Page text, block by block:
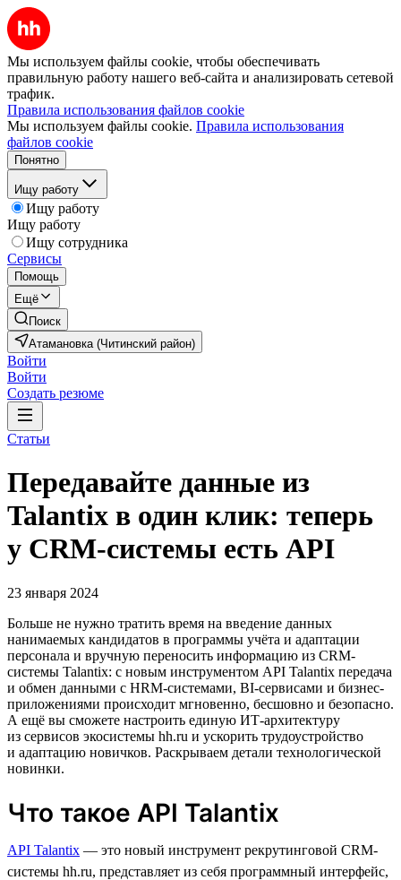
Мы используем файлы cookie, чтобы обеспечивать
правильную работу нашего веб-сайта и анализировать сетевой
трафик.
Правила использования файлов cookie
Мы используем файлы cookie. Правила использования
файлов cookie
Понятно
Ищу работу
Ищу работу
Ищу работу
Ищу сотрудника
Сервисы
Помощь
Ещё
Поиск
Атамановка (Читинский район)
Войти
Войти
Создать резюме
Статьи
Передавайте данные из
Talantix в один клик: теперь
у CRM-системы есть API
23 января 2024
Больше не нужно тратить время на введение данных
нанимаемых кандидатов в программы учёта и адаптации
персонала и вручную переносить информацию из CRM-
системы Talantix: с новым инструментом API Talantix передача
и обмен данными с HRM-системами, BI-сервисами и бизнес-
приложениями происходит мгновенно, бесшовно и безопасно.
А ещё вы сможете настроить единую ИТ-архитектуру
из сервисов экосистемы hh.ru и ускорить трудоустройство
и адаптацию новичков. Раскрываем детали технологической
новинки.
Что такое API Talantix
API Talantix — это новый инструмент рекрутинговой СRM-
системы hh.ru, представляет из себя программный интерфейс,